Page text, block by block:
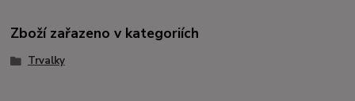
Zboží zařazeno v kategoriích
Trvalky